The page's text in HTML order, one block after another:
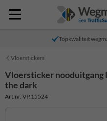
Topkwaliteit
Vloerstickers
Vloersticker nooduitgang
the dark
Art.nr. VP.15524